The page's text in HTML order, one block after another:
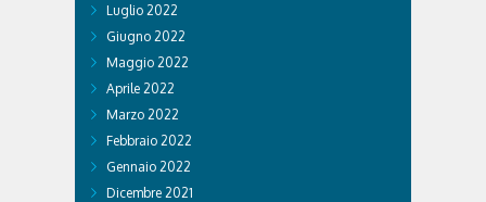
Luglio 2022
Giugno 2022
Maggio 2022
Aprile 2022
Marzo 2022
Febbraio 2022
Gennaio 2022
Dicembre 2021